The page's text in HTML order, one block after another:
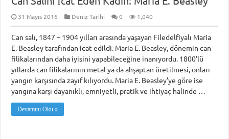
31 Mayıs 2016 Deniz Tarihi 0 1,040
Can salı, 1847 – 1904 yılları arasında yaşayan Filedelfiyalı Maria
E. Beasley tarafından icat edildi. Maria E. Beasley, dönemin can
filikalarından daha iyisini yapabileceğine inanıyordu. 1800’lü
yıllarda can filikalarının metal ya da ahşaptan üretilmesi, onları
yangın karşısında zayıf kılıyordu. Maria E. Beasley’ye göre ise
yangına karşı dayanıklı, emniyetli, pratik ve ihtiyaç halinde …
Devamını Oku »